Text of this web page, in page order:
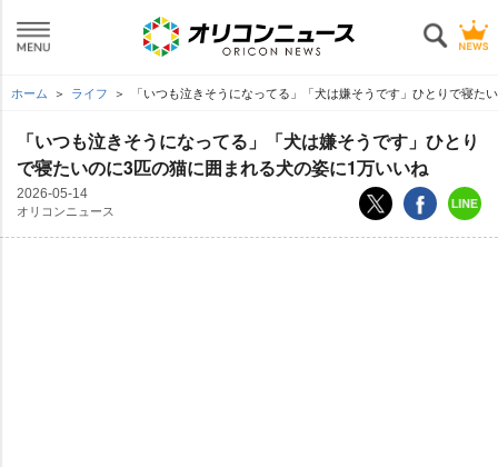
ホーム ライフ 「いつも泣きそうになってる」「犬は嫌そうです」ひとりで寝た
「いつも泣きそうになってる」「犬は嫌そうです」ひとり
で寝たいのに3匹の猫に囲まれる犬の姿に1万いいね
2026-05-14
オリコンニュース